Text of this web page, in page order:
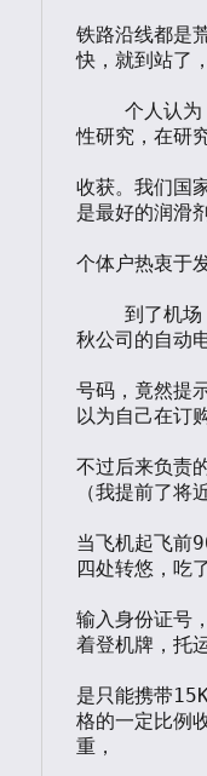
铁路沿线都是
快，就到站了
    个人认为，国家应该大力支持一些基础
性研究，在研
收获。我们国
是最好的润滑
个体户热衷于
    到了机场，第一次用电子客票，找到春
秋公司的自动
号码，竟然提
以为自己在订
不过后来负责
（我提前了
当飞机起飞前
四处转悠，吃
输入身份证号
着登机牌，托
是只能携带
格的一定比例
重，